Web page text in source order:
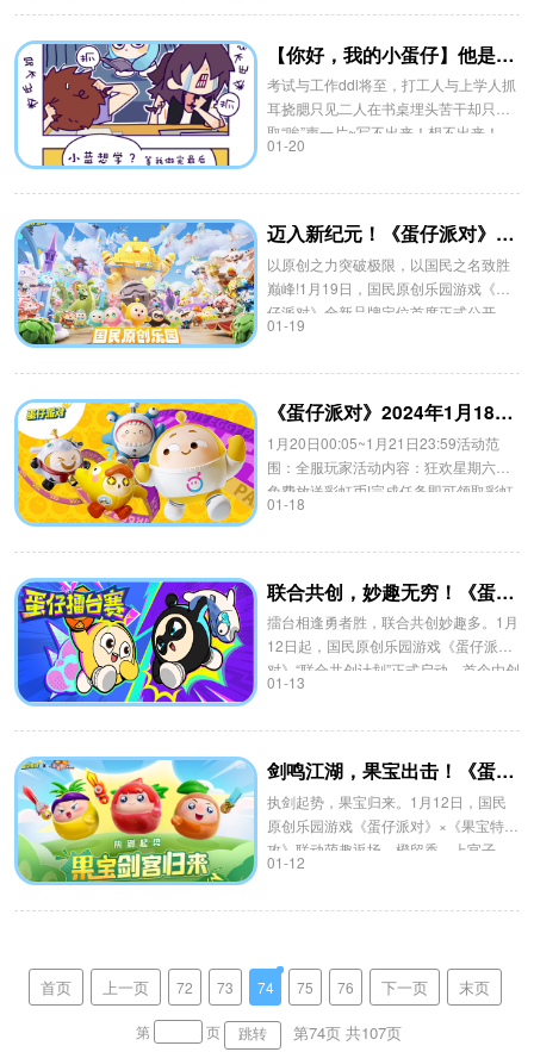
【你好，我的小蛋仔】他是天才吧？
考试与工作ddl将至，打工人与上学人抓
耳挠腮只见二人在书桌埋头苦干却只听
取“唉”声一片~写不出来！想不出来！
01-20
迈入新纪元！《蛋仔派对》全新品牌定位大公开，揭开乐园新篇章
以原创之力突破极限，以国民之名致胜
巅峰!1月19日，国民原创乐园游戏《蛋
仔派对》全新品牌定位首度正式公开，
宣告派对赛道新纪元的开启。
01-19
《蛋仔派对》2024年1月18日更新公告
1月20日00:05~1月21日23:59活动范
围：全服玩家活动内容：狂欢星期六，
免费放送彩虹币!完成任务即可领取彩虹
币宝箱、黑八、巅峰派对保护卡!
01-18
联合共创，妙趣无穷！《蛋仔派对》全新玩法“蛋仔擂台赛”火热来袭
擂台相逢勇者胜，联合共创妙趣多。1月
12日起，国民原创乐园游戏《蛋仔派
对》“联合共创计划”正式启动，首个由创
作者与官方合作打造的常驻玩法“蛋仔擂
01-13
剑鸣江湖，果宝出击！《蛋仔派对》×《果宝特攻》联动萌趣返场
执剑起势，果宝归来。1月12日，国民
原创乐园游戏《蛋仔派对》×《果宝特
攻》联动萌趣返场，橙留香、上官子
怡、菠萝吹雪三位果宝特攻仗剑归来，
01-12
首页 上一页 72 73 74 75 76 下一页 末页
第 页 跳转 第74页 共107页